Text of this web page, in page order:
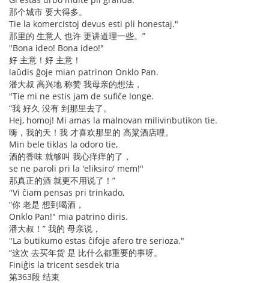
那个城市 要大得多。
Tie la komercistoj devus esti pli honestaj."
那里的 生意人 也许 更讲道理一些。”
"Bona ideo! Bona ideo!"
好 主意！好 主意！
laŭdis ĝoje mian patrinon Onklo Pan.
潘大叔 高兴地 称赞 我母亲的想法，
"Tie mi ne estis jam de sufiĉe longe.
“我 好久 没有 到那里去了。
Hej, homoj! Mi amas la malnovan milivinbutikon tie.
嗨，我的天！我 才喜欢那里的 高粱酒店哩。
Min bele tiklas la odoro tie,
酒的香味 就够叫 我心痒痒的了，
se ne paroli pri la 'eliksiro' mem!"
那真正的酒 就更不用说了！”
"Vi ĉiam pensas pri trinkado,
“你 老是 想到喝酒，
Onklo Pan!" mia patrino diris.
潘大叔！” 我的 母亲说，
"La butikumo estas ĉifoje afero tre serioza."
“这次 去买年货 是 比什么都重要的事呀。
Finiĝis la tricent sesdek tria
第363段 结束